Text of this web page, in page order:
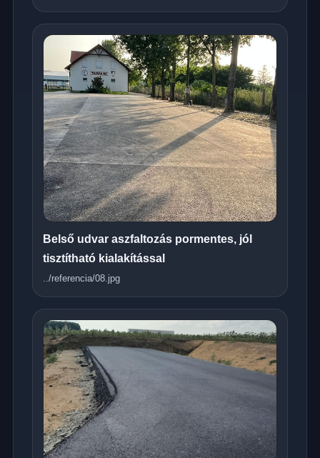
Belső udvar aszfaltozás pormentes, jól
tisztítható kialakítással
../referencia/08.jpg